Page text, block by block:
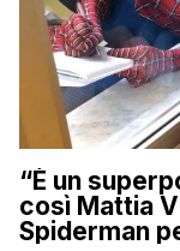
“È un
così Mattia
Spiderman